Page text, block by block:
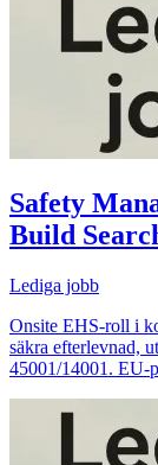
Safety
Build
Lediga jobb
Onsite EHS-roll i
säkra efterlevnad,
45001/14001. EU-